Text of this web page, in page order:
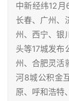
中新经纬12月
长春、广州、
州、西宁、银
头等17城发布
州、合肥灵活
河8城公积金
原、呼和浩特